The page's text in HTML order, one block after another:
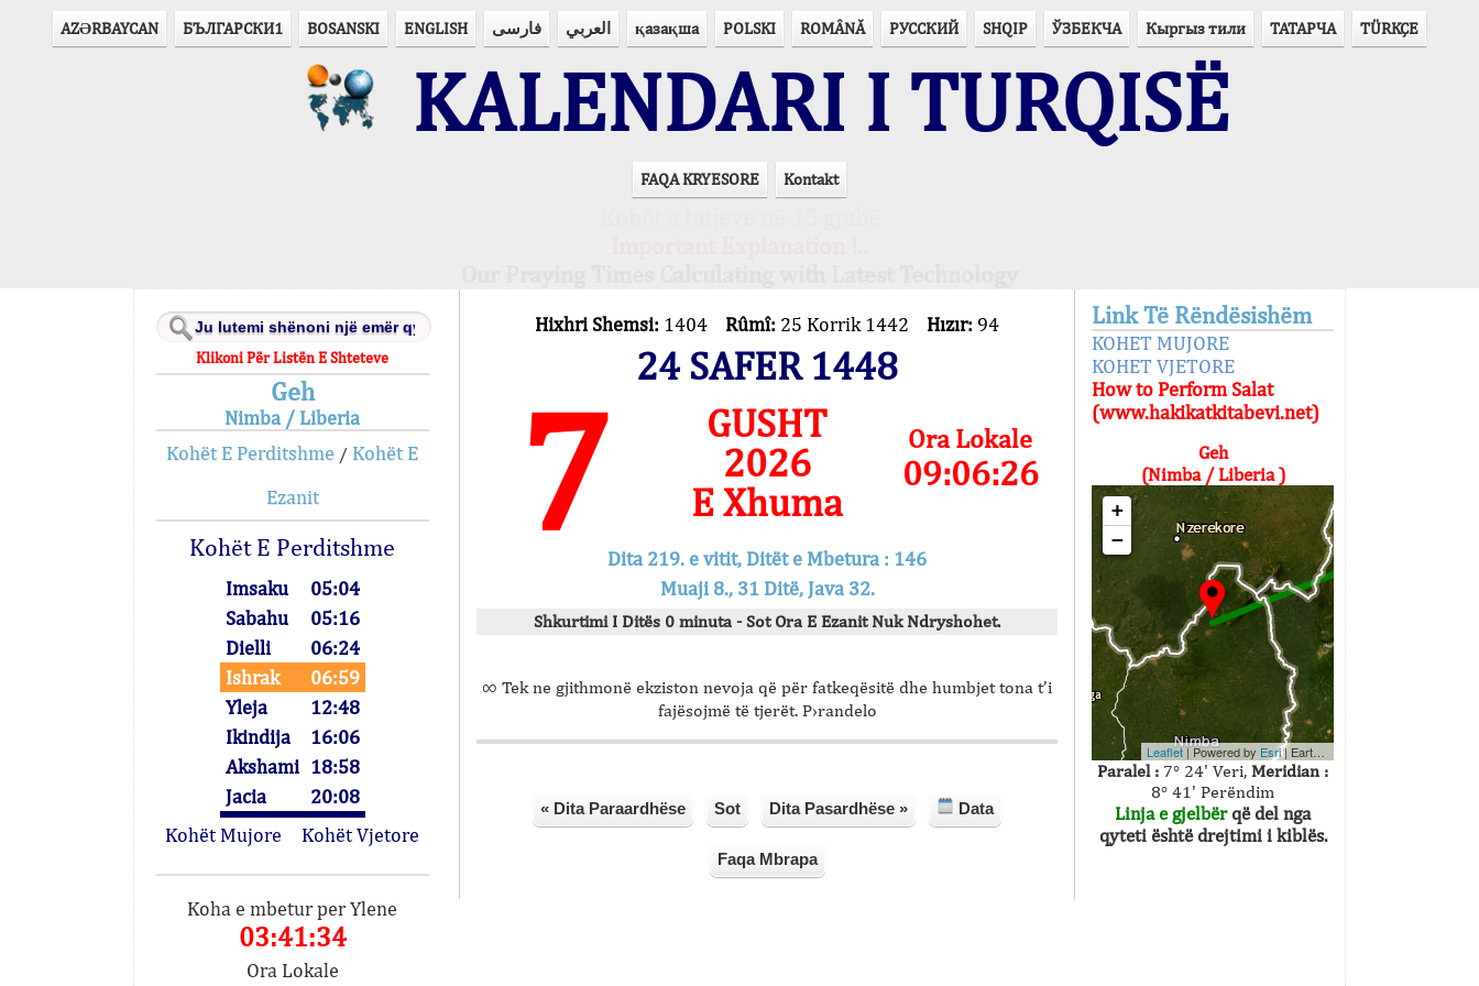
AZӘRBAYCAN БЪЛГАРСКИ1 BOSANSKI ENGLISH فارسی العربي қазақша POLSKI ROMÂNĂ РУССКИЙ SHQIP ЎЗБЕКЧА Кыргыз тили ТАТАРЧА TÜRKÇE
KALENDARI I TURQISË
FAQA KRYESORE Kontakt
Klikoni Për Listën E Shteteve
Geh
Nimba / Liberia
Kohët E Perditshme / Kohët E
Ezanit
Kohët E Perditshme
Imsaku
05:04
Sabahu
05:16
Dielli
06:24
Ishrak
06:59
Yleja
12:48
Ikindija
16:06
Akshami 18:58
Jacia
20:08
Kohët Mujore
Kohët Vjetore
Koha e mbetur per Ylene
03:41:34
Ora Lokale
Hixhri Shemsi: 1404 Rûmî: 25 Korrik 1442 Hızır: 94
24 SAFER 1448
7
GUSHT
2026
E Xhuma
Ora Lokale
09:06:26
Dita 219. e vitit, Ditët e Mbetura : 146
Muaji 8., 31 Ditë, Java 32.
Shkurtimi I Ditës 0 minuta - Sot Ora E Ezanit Nuk Ndryshohet.
∞ Tek ne gjithmonë ekziston nevoja që për fatkeqësitë dhe humbjet tona t’i
fajësojmë të tjerët. P›randelo
« Dita Paraardhëse Sot Dita Pasardhëse » Data
Faqa Mbrapa
Link Të Rëndësishëm
KOHET MUJORE
KOHET VJETORE
How to Perform Salat
(www.hakikatkitabevi.net)
Geh
(Nimba / Liberia )
+
−
Leaflet| Powered by Esri|Earthstar Geographics
Paralel : 7° 24' Veri, Meridian :
8° 41' Perëndim
Linja e gjelbërqë del nga
qyteti është drejtimi i kiblës.